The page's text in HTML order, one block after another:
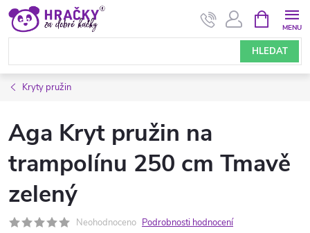
Přejít
obsah
HLEDAT
NÁKUPNÍ
KOŠÍK
Kryty pružin
Aga Kryt pružin na
trampolínu 250 cm Tmavě
zelený
Neohodnoceno Podrobnosti hodnocení